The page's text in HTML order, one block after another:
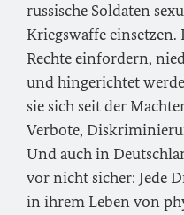
russische Soldaten
Kriegswaffe
Rechte einfordern,
und hingerichtet
sie sich seit der
Verbote,
Und auch in
vor nicht sicher: Jede
in ihrem Leben von